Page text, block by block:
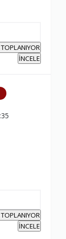
TOPLANIYOR
İNCELE
İNCELE